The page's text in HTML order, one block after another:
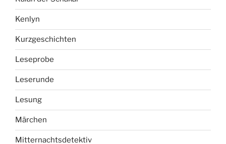
Kenlyn
Kurzgeschichten
Leseprobe
Leserunde
Lesung
Märchen
Mitternachtsdetektiv